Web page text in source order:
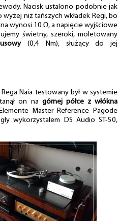
Nacisk ustalono podobnie jak
niż tańszych wkładek Regi, bo
wynosi 10 Ω, a napięcie wyjściowe
świetny, szeroki, moletowany
(0,4 Nm), służący do jej
Naia testowany był w systemie
on na górnej półce z włókna
Master Reference Pagode
wykorzystałem DS Audio ST-50,